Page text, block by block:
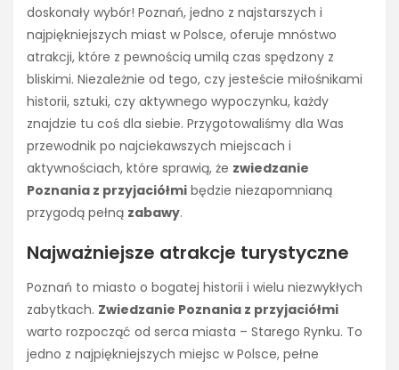
doskonały wybór! Poznań, jedno z najstarszych i
najpiękniejszych miast w Polsce, oferuje mnóstwo
atrakcji, które z pewnością umilą czas spędzony z
bliskimi. Niezależnie od tego, czy jesteście miłośnikami
historii, sztuki, czy aktywnego wypoczynku, każdy
znajdzie tu coś dla siebie. Przygotowaliśmy dla Was
przewodnik po najciekawszych miejscach i
aktywnościach, które sprawią, że zwiedzanie
Poznania z przyjaciółmi będzie niezapomnianą
przygodą pełną zabawy.
Najważniejsze atrakcje turystyczne
Poznań to miasto o bogatej historii i wielu niezwykłych
zabytkach. Zwiedzanie Poznania z przyjaciółmi
warto rozpocząć od serca miasta – Starego Rynku. To
jedno z najpiękniejszych miejsc w Polsce, pełne